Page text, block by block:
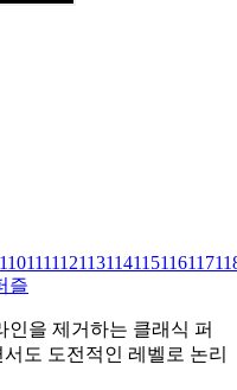
110111112113114115116117
즐
인을 제거하는 클래식 퍼
도 도전적인 레벨로 논리